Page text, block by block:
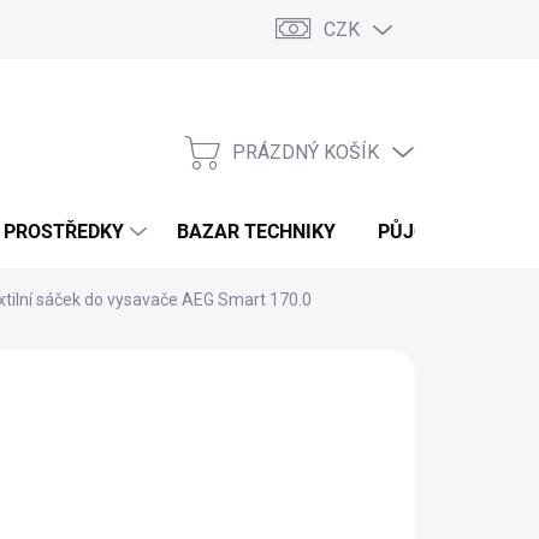
CZK
NÁKUPNÍ
PRÁZDNÝ KOŠÍK
BAZAR TECHNIKY PŮJČOVNA
sáček do vysavače AEG Smart 170.0